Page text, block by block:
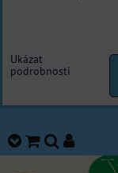
Ukázat
podrobnosti